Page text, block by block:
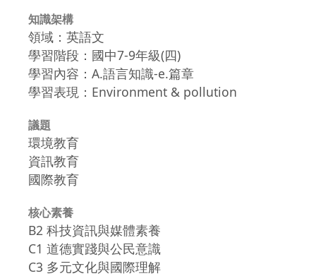
知識架構
領域：英語文
學習階段：國中7-9年級(四)
學習內容：A.語言知識-e.篇章
學習表現：Environment & pollution
議題
環境教育
資訊教育
國際教育
核心素養
B2 科技資訊與媒體素養
C1 道德實踐與公民意識
C3 多元文化與國際理解